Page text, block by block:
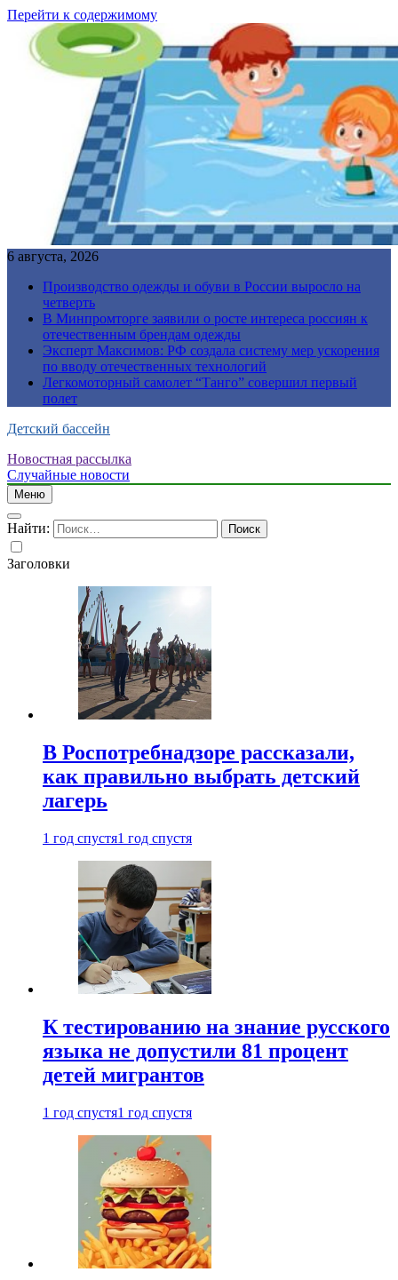
Перейти к содержимому
6 августа, 2026
Производство одежды и обуви в России выросло на
четверть
В Минпромторге заявили о росте интереса россиян к
отечественным брендам одежды
Эксперт Максимов: РФ создала систему мер ускорения
по вводу отечественных технологий
Легкомоторный самолет “Танго” совершил первый
полет
Детский бассейн
Новостная рассылка
Случайные новости
Меню
Найти:
Заголовки
В Роспотребнадзоре рассказали,
как правильно выбрать детский
лагерь
1 год спустя1 год спустя
К тестированию на знание русского
языка не допустили 81 процент
детей мигрантов
1 год спустя1 год спустя